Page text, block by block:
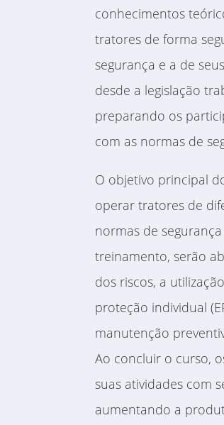
conhecimentos
tratores de forma
segurança e a de
desde a legislação
preparando os
com as normas de
O objetivo principal
operar tratores de
normas de
treinamento, serão
dos riscos, a
proteção individual
manutenção
Ao concluir o curso,
suas atividades com
aumentando a